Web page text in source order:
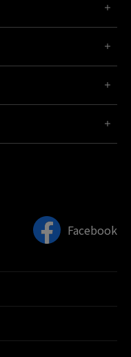
Facebook